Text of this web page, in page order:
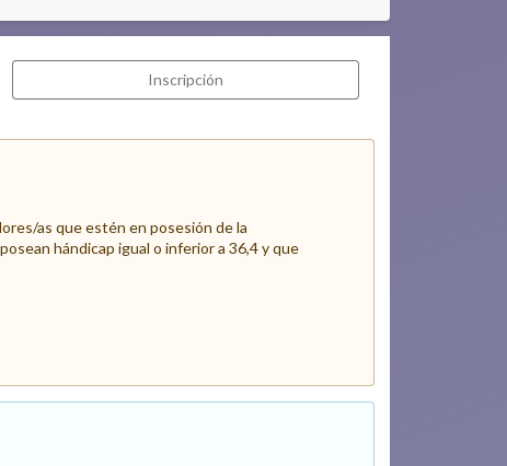
Inscripción
as que estén en posesión de la
hándicap igual o inferior a 36,4 y que